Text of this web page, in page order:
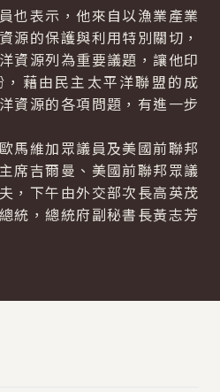
表示，他來自以漁業產業
源的保護與利用特別關切，
資源列為重要議題，讓他印
藉由民主太平洋聯盟的成
資源的各項問題，有進一步
維加眾議員及美國前聯邦
席吉爾曼、美國前聯邦眾議
，下午由外交部次長高英茂
統，總統府副秘書長黃志芳